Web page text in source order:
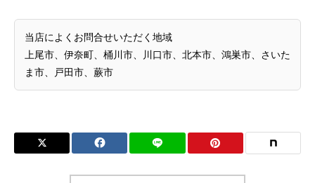
当店によくお問合せいただく地域
上尾市、伊奈町、桶川市、川口市、北本市、鴻巣市、さいた
ま市、戸田市、蕨市